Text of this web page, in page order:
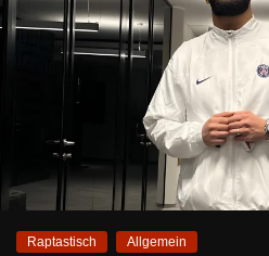
Raptastisch Allgemein